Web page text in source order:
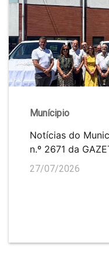
Munícipio
Notícias do
n.º 2671 da
27/07/2026